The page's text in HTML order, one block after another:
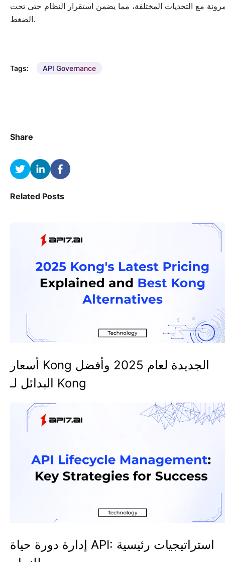
مع التحديات المختلفة، مما يضمن استقرار النظام حتى تحت
الضغط.
Tags: API Governance
Share
Related Posts
أسعار Kong الجديدة لعام 2025 وأفضل
البدائل لـ Kong
إدارة دورة حياة API: استراتيجيات رئيسية